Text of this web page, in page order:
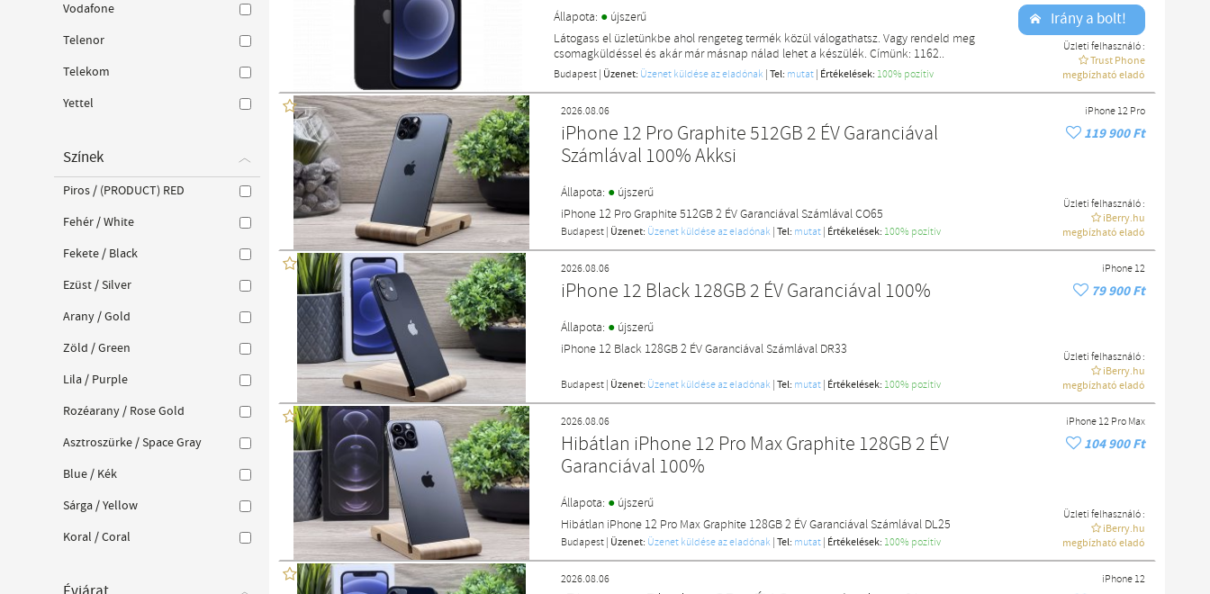
Állapota: ● újszerű
Látogass el üzletünkbe ahol rengeteg termék közül válogathatsz. Vagy rendeld meg
csomagküldéssel és akár már másnap nálad lehet a készülék. Címünk: 1162..
Budapest | Üzenet: Üzenet küldése az eladónak |Tel: mutat | Értékelések: 100% pozítiv
Irány a bolt!
Üzleti felhasználó :
Trust Phone
megbízható eladó
2026.08.06
iPhone 12 Pro Graphite 512GB 2 ÉV Garanciával
Számlával 100% Akksi
Állapota: ● újszerű
iPhone 12 Pro Graphite 512GB 2 ÉV Garanciával Számlával CO65
Budapest | Üzenet: Üzenet küldése az eladónak |Tel: mutat | Értékelések: 100% pozítiv
iPhone 12 Pro
119 900 Ft
Üzleti felhasználó :
iBerry.hu
megbízható eladó
2026.08.06
iPhone 12 Black 128GB 2 ÉV Garanciával 100%
Állapota: ● újszerű
iPhone 12 Black 128GB 2 ÉV Garanciával Számlával DR33
Budapest | Üzenet: Üzenet küldése az eladónak |Tel: mutat | Értékelések: 100% pozítiv
iPhone 12
79 900 Ft
Üzleti felhasználó :
iBerry.hu
megbízható eladó
2026.08.06
Hibátlan iPhone 12 Pro Max Graphite 128GB 2 ÉV
Garanciával 100%
Állapota: ● újszerű
Hibátlan iPhone 12 Pro Max Graphite 128GB 2 ÉV Garanciával Számlával DL25
Budapest | Üzenet: Üzenet küldése az eladónak |Tel: mutat | Értékelések: 100% pozítiv
iPhone 12 Pro Max
104 900 Ft
Üzleti felhasználó :
iBerry.hu
megbízható eladó
2026.08.06 iPhone 12
Vodafone
Telenor
Telekom
Yettel
Színek
Piros / (PRODUCT) RED
Fehér / White
Fekete / Black
Ezüst / Silver
Arany / Gold
Zöld / Green
Lila / Purple
Rozéarany / Rose Gold
Asztroszürke / Space Gray
Blue / Kék
Sárga / Yellow
Koral / Coral